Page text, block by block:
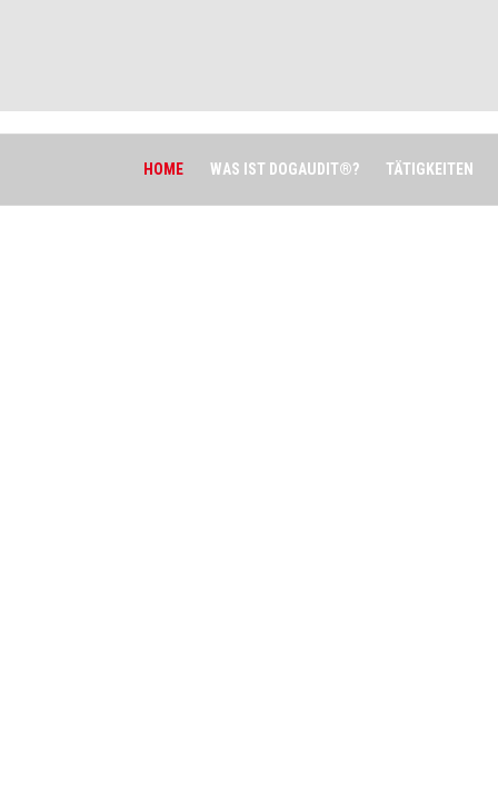
HOME WAS IST DOGAUDIT®? TÄTIGKEITEN